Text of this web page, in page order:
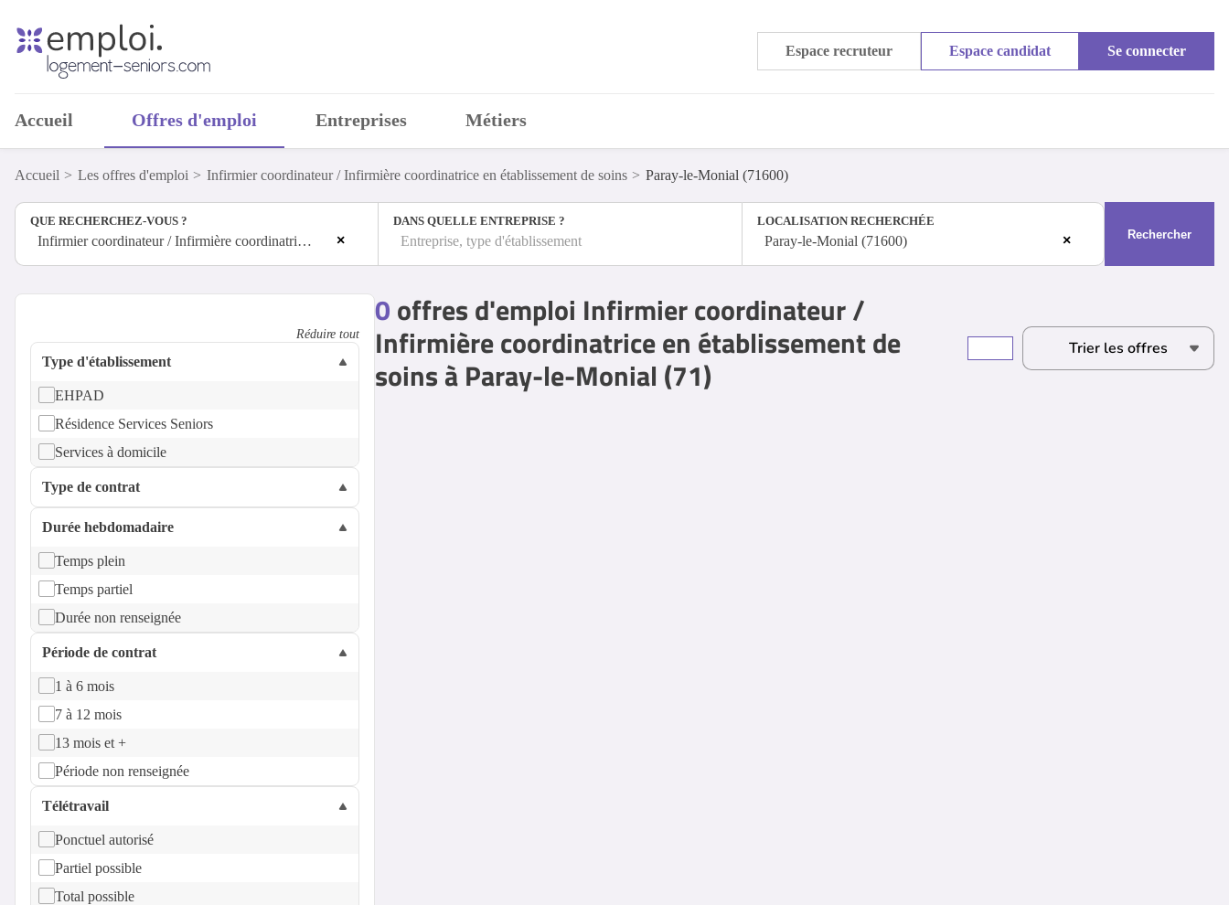
Espace recruteur Espace candidat Se connecter
Accueil Offres d'emploi Entreprises Métiers
Accueil Les offres d'emploi Infirmier coordinateur / Infirmière coordinatrice en établissement de soins Paray-le-Monial (71600)
QUE RECHERCHEZ-VOUS ?
×
Infirmier coordinateur / Infirmière coordinatrice en établissement de soins
DANS QUELLE ENTREPRISE ?
Entreprise, type d'établissement
LOCALISATION RECHERCHÉE
×
Paray-le-Monial (71600) Rechercher
0offres d'emploi Infirmier coordinateur /
Infirmière coordinatrice en établissement de
soins à Paray-le-Monial (71)
Réduire tout
Type d'établissement
EHPAD
Résidence Services Seniors
Services à domicile
Type de contrat
Durée hebdomadaire
Temps plein
Temps partiel
Durée non renseignée
Période de contrat
1 à 6 mois
7 à 12 mois
13 mois et +
Période non renseignée
Télétravail
Ponctuel autorisé
Partiel possible
Total possible